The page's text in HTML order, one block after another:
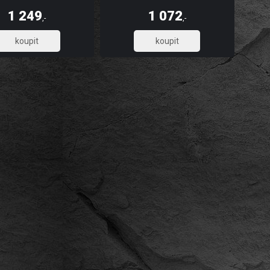
tisku. Skládá se z 5 pruhů.
1 249,-
1 032,23
digitálnímu tisku. Skládá se ze 3 pruhů.
1 072,-
885,95